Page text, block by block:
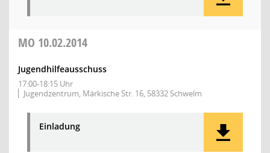
MO 10.02.2014
Jugendhilfeausschuss
17:00-18:15 Uhr
Jugendzentrum, Märkische Str. 16, 58332 Schwelm
Einladung